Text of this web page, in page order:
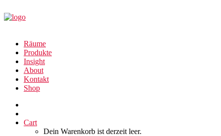
Räume
Produkte
Insight
About
Kontakt
Shop
Cart
Dein Warenkorb ist derzeit leer.